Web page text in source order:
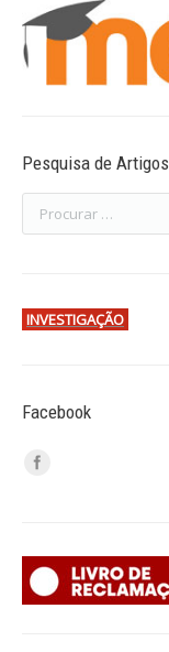
Pesquisa de Artigos
INVESTIGAÇÃO
Facebook